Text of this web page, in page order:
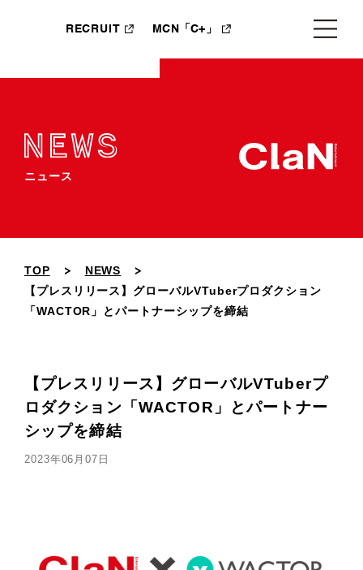
RECRUIT MCN「C+」
ニュース
TOP
NEWS
【プレスリリース】グローバルVTuberプロダクション
「WACTOR」とパートナーシップを締結
【プレスリリース】グローバルVTuberプ
ロダクション「WACTOR」とパートナー
シップを締結
2023年06月07日